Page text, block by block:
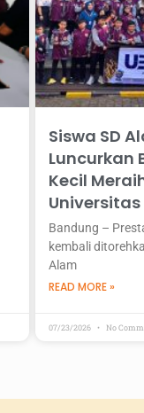
Siswa SD
Luncurkan
Kecil
Bandung –
kembali
Alam
READ MORE »
07/23/2026 No